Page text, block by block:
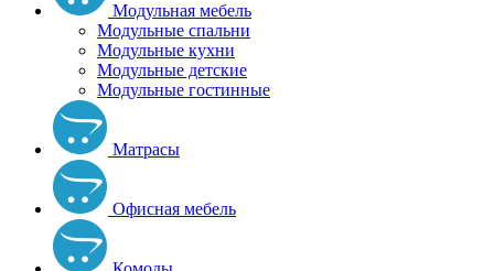
Модульная мебель
Модульные спальни
Модульные кухни
Модульные детские
Модульные гостинные
Матрасы
Офисная мебель